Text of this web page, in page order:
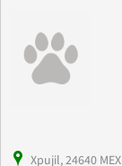
Xpujil, 24640 MEX